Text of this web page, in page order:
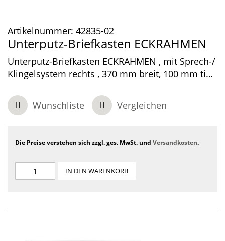
Artikelnummer: 42835-02
Unterputz-Briefkasten ECKRAHMEN
Unterputz-Briefkasten ECKRAHMEN , mit Sprech-/
Klingelsystem rechts , 370 mm breit, 100 mm tief,
Wunschliste
Vergleichen
Die Preise verstehen sich zzgl. ges. MwSt. und Versandkosten.
IN DEN WARENKORB